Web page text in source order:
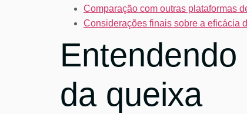
Comparação com outras plataformas
Considerações finais sobre a eficácia
da queixa